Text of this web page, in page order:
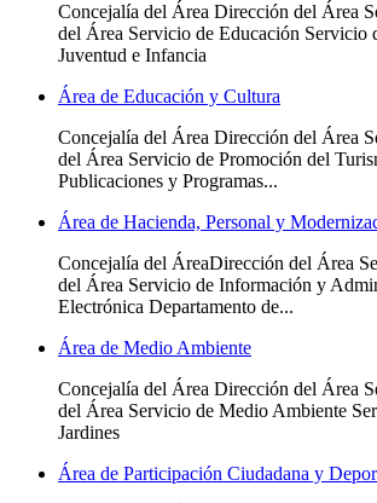
Concejalía del Área Dirección del Área
del Área Servicio de Educación Servicio
Juventud e Infancia
Área de Educación y Cultura
Concejalía del Área Dirección del Área
del Área Servicio de Promoción del
Publicaciones y Programas...
Área de Hacienda, Personal y
Concejalía del ÁreaDirección del Área
del Área Servicio de Información y
Electrónica Departamento de...
Área de Medio Ambiente
Concejalía del Área Dirección del Área
del Área Servicio de Medio Ambiente
Jardines
Área de Participación Ciudadana y